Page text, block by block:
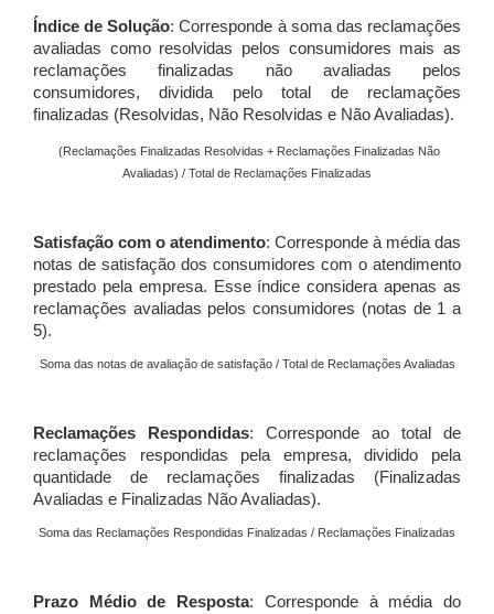
Índice de Solução: Corresponde à soma das reclamações
avaliadas como resolvidas pelos consumidores mais as
reclamações finalizadas não avaliadas pelos
consumidores, dividida pelo total de reclamações
finalizadas (Resolvidas, Não Resolvidas e Não Avaliadas).
(Reclamações Finalizadas Resolvidas + Reclamações Finalizadas Não
Avaliadas) / Total de Reclamações Finalizadas
Satisfação com o atendimento: Corresponde à média das
notas de satisfação dos consumidores com o atendimento
prestado pela empresa. Esse índice considera apenas as
reclamações avaliadas pelos consumidores (notas de 1 a
5).
Soma das notas de avaliação de satisfação / Total de Reclamações Avaliadas
Reclamações Respondidas: Corresponde ao total de
reclamações respondidas pela empresa, dividido pela
quantidade de reclamações finalizadas (Finalizadas
Avaliadas e Finalizadas Não Avaliadas).
Soma das Reclamações Respondidas Finalizadas / Reclamações Finalizadas
Prazo Médio de Resposta: Corresponde à média do